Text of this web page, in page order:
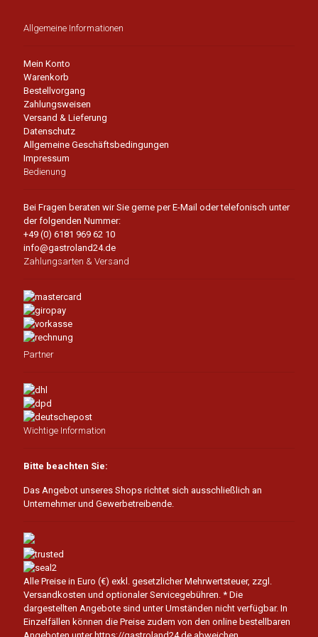
Allgemeine Informationen
Mein Konto
Warenkorb
Bestellvorgang
Zahlungsweisen
Versand & Lieferung
Datenschutz
Allgemeine Geschäftsbedingungen
Impressum
Bedienung
Bei Fragen beraten wir Sie gerne per E-Mail oder telefonisch unter
der folgenden Nummer:
+49 (0) 6181 969 62 10
info@gastroland24.de
Zahlungsarten & Versand
Partner
Wichtige Information
Bitte beachten Sie:
Das Angebot unseres Shops richtet sich ausschließlich an
Unternehmer und Gewerbetreibende.
Alle Preise in Euro (€) exkl. gesetzlicher Mehrwertsteuer, zzgl.
Versandkosten und optionaler Servicegebühren. * Die
dargestellten Angebote sind unter Umständen nicht verfügbar. In
Einzelfällen können die Preise zudem von den online bestellbaren